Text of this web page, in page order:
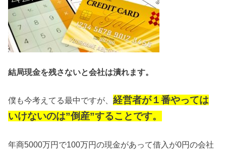
結局現金を残さないと会社は潰れます。
僕も今考えてる最中ですが、経営者が１番やっては
いけないのは”倒産”することです。
年商5000万円で100万円の現金があって借入が0円の会社